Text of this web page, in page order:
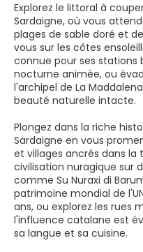
Explorez le littoral à
Sardaigne, où vous
plages de sable doré et
vous sur les côtes
connue pour ses stations
nocturne animée, ou
l'archipel de La
beauté naturelle intacte.
Plongez dans la riche
Sardaigne en vous
et villages ancrés dans la
civilisation nuragique sur
comme Su Nuraxi di
patrimoine mondial de
ans, ou explorez les rues
l'influence catalane est
sa langue et sa cuisine.